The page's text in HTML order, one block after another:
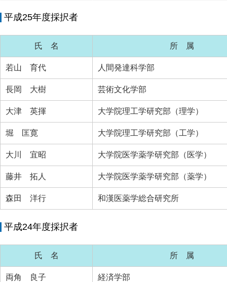
平成25年度採択者
氏 名 所 属
若山 育代 人間発達科学部
長岡 大樹 芸術文化学部
大津 英揮 大学院理工学研究部（理学）
堀 匡寛 大学院理工学研究部（工学）
大川 宜昭 大学院医学薬学研究部（医学）
藤井 拓人 大学院医学薬学研究部（薬学）
森田 洋行 和漢医薬学総合研究所
平成24年度採択者
氏 名 所 属
両角 良子 経済学部